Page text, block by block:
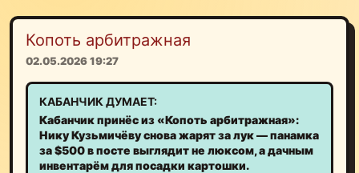
Копоть арбитражная
02.05.2026 19:27
КАБАНЧИК ДУМАЕТ:
Кабанчик принёс из «Копоть арбитражная»:
Нику Кузьмичёву снова жарят за лук — панамка
за $500 в посте выглядит не люксом, а дачным
инвентарём для посадки картошки.